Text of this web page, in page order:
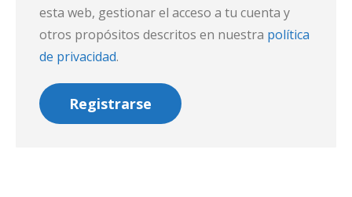
esta web, gestionar el acceso a tu cuenta y
otros propósitos descritos en nuestra política
de privacidad.
Registrarse